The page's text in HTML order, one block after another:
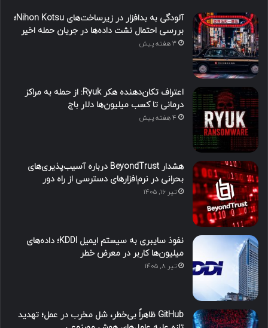
آلودگی به بدافزار در زیرساخت‌های Nihon Kotsu؛
بررسی احتمال نشت داده‌ها در جریان حمله اخیر
3 هفته پیش
اعتراف تکان‌دهنده هکر Ryuk: از حمله به مراکز
درمانی تا کسب میلیون‌ها دلار باج
4 هفته پیش
هشدار BeyondTrust درباره آسیب‌پذیری‌های
بحرانی در نرم‌افزارهای دسترسی از راه دور
تیر ۱۶, ۱۴۰۵
نفوذ سایبری به سیستم ایمیل KDDI؛ داده‌های
میلیون‌ها کاربر در معرض خطر
تیر ۸, ۱۴۰۵
GitHub ظاهراً بی‌خطر، شل مخرب در عمل؛ تهدید